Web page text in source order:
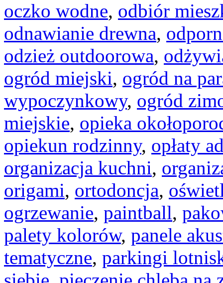
oczko wodne, odbiór
odnawianie drewna,
odzież outdoorowa,
ogród miejski, ogród na
wypoczynkowy, ogród
miejskie, opieka
opiekun rodzinny, opłaty
organizacja kuchni,
origami, ortodoncja,
ogrzewanie, paintball,
palety kolorów, panele
tematyczne, parkingi